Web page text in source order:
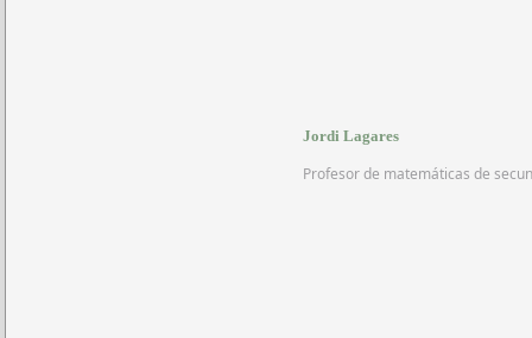
Jordi Lagares
Profesor de matemáticas de